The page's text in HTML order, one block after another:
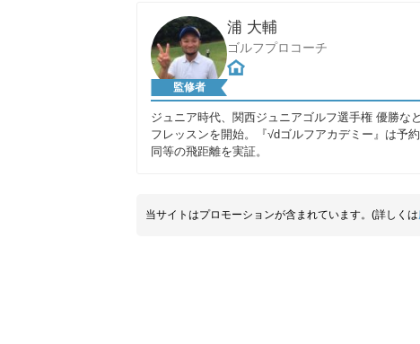
監修者
浦 大輔
ゴルフプロコーチ
ジュニア時代、関西ジュニアゴルフ選手権 優勝な
フレッスンを開始。『√dゴルフアカデミー』は予
同等の飛距離を実証。
当サイトはプロモーションが含まれています。(詳しくは